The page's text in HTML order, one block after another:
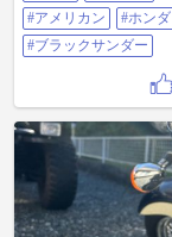
#アメリカン
#ホンダ
#ブラックサンダー